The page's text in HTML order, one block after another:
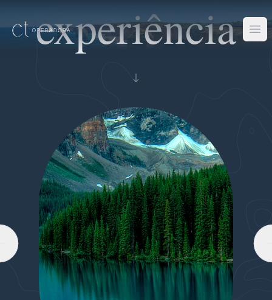
experiência